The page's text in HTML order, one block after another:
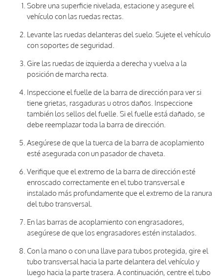
Sobre una superficie nivelada, estacione y asegure el
vehículo con las ruedas rectas.
Levante las ruedas delanteras del suelo. Sujete el vehículo
con soportes de seguridad.
Gire las ruedas de izquierda a derecha y vuelva a la
posición de marcha recta.
Inspeccione el fuelle de la barra de dirección para ver si
tiene grietas, rasgaduras u otros daños. Inspeccione
también los sellos del fuelle. Si el fuelle está dañado, se
debe reemplazar toda la barra de dirección.
Asegúrese de que la tuerca de la barra de acoplamiento
esté asegurada con un pasador de chaveta.
Verifique que el extremo de la barra de dirección esté
enroscado correctamente en el tubo transversal e
instalado más profundamente que el extremo de la ranura
del tubo transversal.
En las barras de acoplamiento con engrasadores,
asegúrese de que los engrasadores estén instalados.
Con la mano o con una llave para tubos protegida, gire el
tubo transversal hacia la parte delantera del vehículo y
luego hacia la parte trasera. A continuación, centre el tubo